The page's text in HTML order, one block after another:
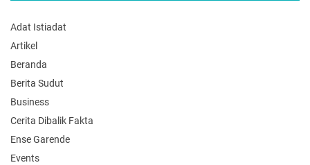
Adat Istiadat
Artikel
Beranda
Berita Sudut
Business
Cerita Dibalik Fakta
Ense Garende
Events